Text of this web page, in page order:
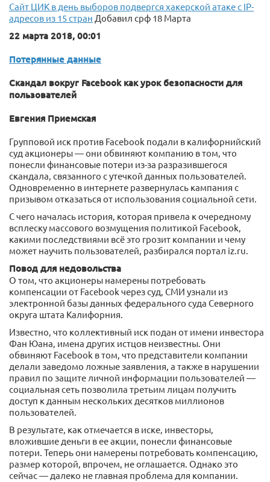
Сайт ЦИК в день выборов подвергся хакерской атаке с IP-
адресов из 15 стран Добавил срф 18 Марта
22 марта 2018, 00:01
Потерянные данные
Скандал вокруг Facebook как урок безопасности для
пользователей
Евгения Приемская
Групповой иск против Facebook подали в калифорнийский
суд акционеры — они обвиняют компанию в том, что
понесли финансовые потери из-за разразившегося
скандала, связанного с утечкой данных пользователей.
Одновременно в интернете развернулась кампания с
призывом отказаться от использования социальной сети.
С чего началась история, которая привела к очередному
всплеску массового возмущения политикой Facebook,
какими последствиями всё это грозит компании и чему
может научить пользователей, разбирался портал iz.ru.
Повод для недовольства
О том, что акционеры намерены потребовать
компенсации от Facebook через суд, СМИ узнали из
электронной базы данных федерального суда Северного
округа штата Калифорния.
Известно, что коллективный иск подан от имени инвестора
Фан Юана, имена других истцов неизвестны. Они
обвиняют Facebook в том, что представители компании
делали заведомо ложные заявления, а также в нарушении
правил по защите личной информации пользователей —
социальная сеть позволила третьим лицам получить
доступ к данным нескольких десятков миллионов
пользователей.
В результате, как отмечается в иске, инвесторы,
вложившие деньги в ее акции, понесли финансовые
потери. Теперь они намерены потребовать компенсацию,
размер которой, впрочем, не оглашается. Однако это
сейчас — далеко не главная проблема для компании.